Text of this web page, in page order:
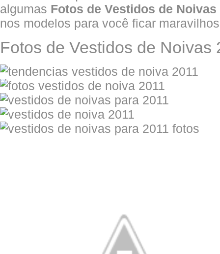
algumas Fotos de Vestidos de Noivas
nos modelos para você ficar
Fotos de Vestidos de Noivas